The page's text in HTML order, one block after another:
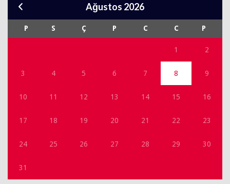
Ağustos 2026
P S Ç P C C P
1 2
3 4 5 6 7 8 9
10 11 12 13 14 15 16
17 18 19 20 21 22 23
24 25 26 27 28 29 30
31